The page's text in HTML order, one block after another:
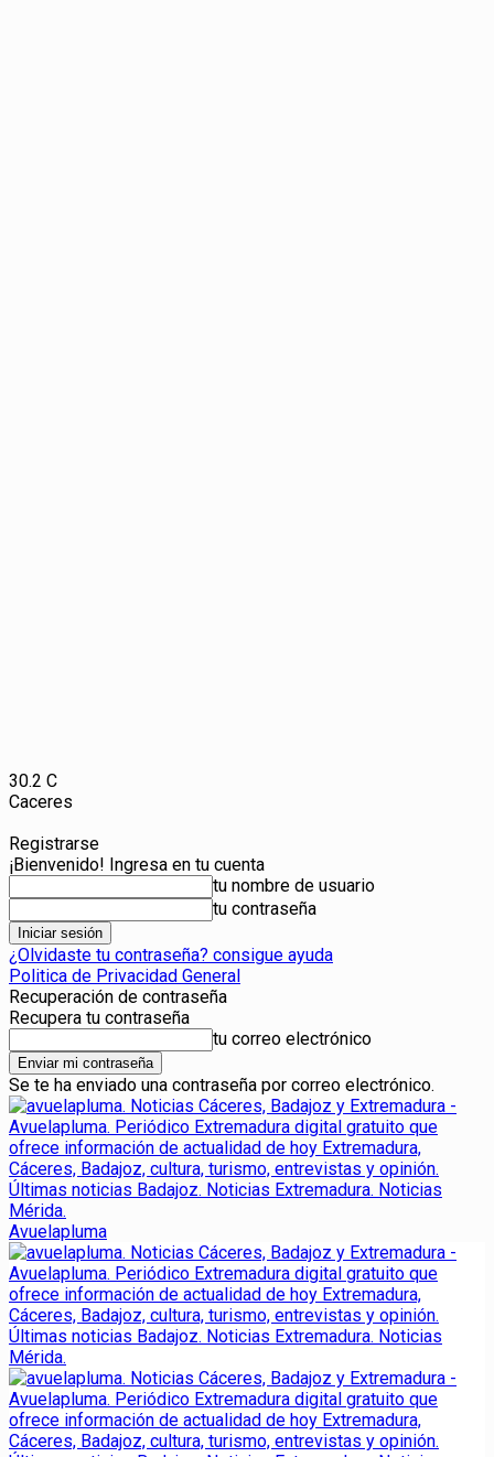
30.2 C
Caceres
Registrarse
¡Bienvenido! Ingresa en tu cuenta
tu nombre de usuario
tu contraseña
¿Olvidaste tu contraseña? consigue ayuda
Politica de Privacidad General
Recuperación de contraseña
Recupera tu contraseña
tu correo electrónico
Se te ha enviado una contraseña por correo electrónico.
Avuelapluma